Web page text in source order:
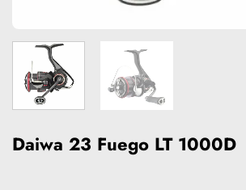
Daiwa 23 Fuego LT 1000D